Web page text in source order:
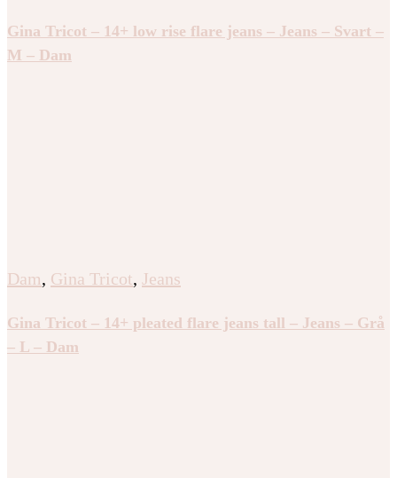
Gina Tricot – 14+ low rise flare jeans – Jeans – Svart –
M – Dam
Dam, Gina Tricot, Jeans
Gina Tricot – 14+ pleated flare jeans tall – Jeans – Grå
– L – Dam